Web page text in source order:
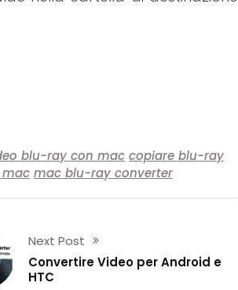
blu-ray con mac copiare blu-ray
mac blu-ray converter
Next Post
Convertire Video per Android e
HTC